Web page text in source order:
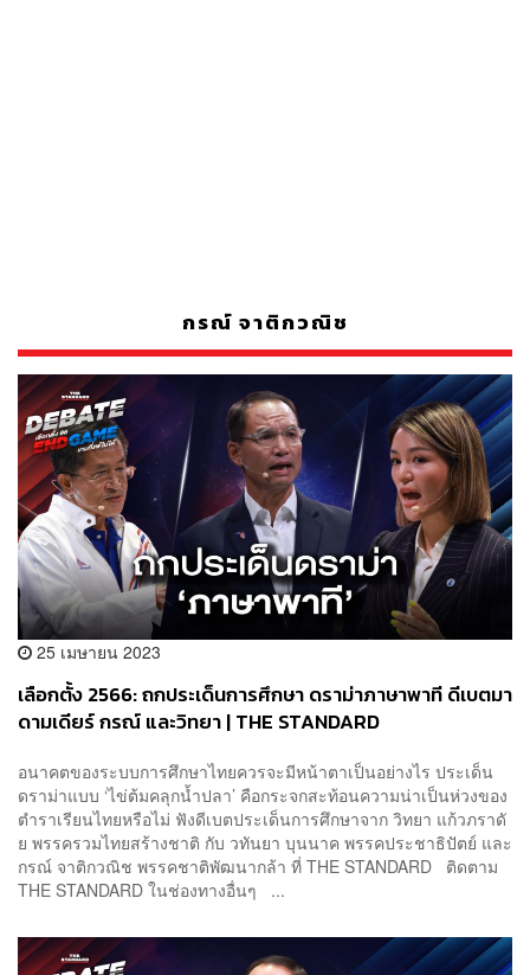
กรณ์ จาติกวณิช
25 เมษายน 2023
เลือกตั้ง 2566: ถกประเด็นการศึกษา ดราม่าภาษาพาที ดีเบตมา
ดามเดียร์ กรณ์ และวิทยา | THE STANDARD
อนาคตของระบบการศึกษาไทยควรจะมีหน้าตาเป็นอย่างไร ประเด็น
ดราม่าแบบ ‘ไข่ต้มคลุกน้ำปลา’ คือกระจกสะท้อนความน่าเป็นห่วงของ
ตำราเรียนไทยหรือไม่ ฟังดีเบตประเด็นการศึกษาจาก วิทยา แก้วภราดั
ย พรรครวมไทยสร้างชาติ กับ วทันยา บุนนาค พรรคประชาธิปัตย์ และ
กรณ์ จาติกวณิช พรรคชาติพัฒนากล้า ที่ THE STANDARD ติดตาม
THE STANDARD ในช่องทางอื่นๆ ...